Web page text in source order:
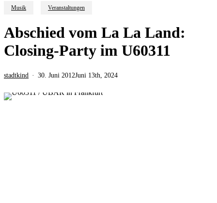
Musik Veranstaltungen
Abschied vom La La Land:
Closing-Party im U60311
stadtkind 30. Juni 2012Juni 13th, 2024